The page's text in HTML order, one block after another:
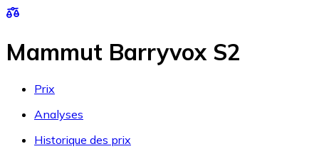
Mammut Barryvox S2
Prix
Analyses
Historique des prix